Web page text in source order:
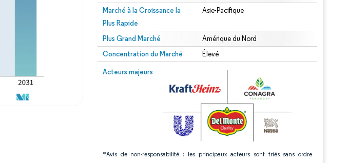
Marché à la Croissance la
Plus Rapide
Asie-Pacifique
Plus Grand Marché Amérique du Nord
Concentration du Marché Élevé
Acteurs majeurs
*Avis de non-responsabilité : les principaux acteurs sont triés sans ordre
Image © Mordor Intelligence. La réutilisation nécessite une attribution sous CC BY 4.0.
Intelligence. La réutilisation nécessite une attribution sous CC BY 4.0.